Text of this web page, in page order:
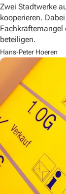
Zwei Stadtwerke
kooperieren.
Fachkräftemangel
beteiligen.
Hans-Peter Hoeren